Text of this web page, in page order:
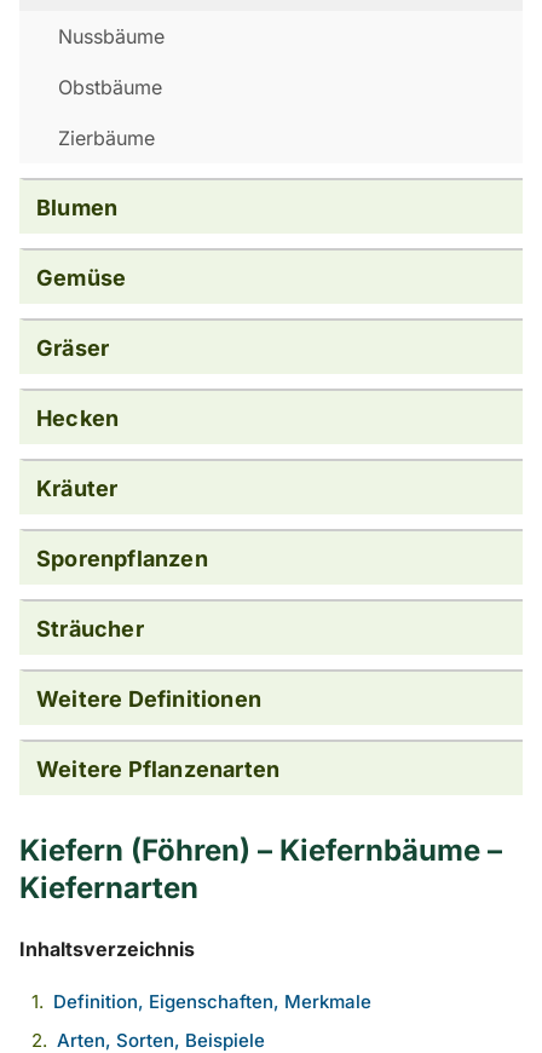
Nussbäume
Obstbäume
Zierbäume
Blumen
Gemüse
Gräser
Hecken
Kräuter
Sporenpflanzen
Sträucher
Weitere Definitionen
Weitere Pflanzenarten
Kiefern (Föhren) – Kiefernbäume –
Kiefernarten
Inhaltsverzeichnis
Definition, Eigenschaften, Merkmale
Arten, Sorten, Beispiele